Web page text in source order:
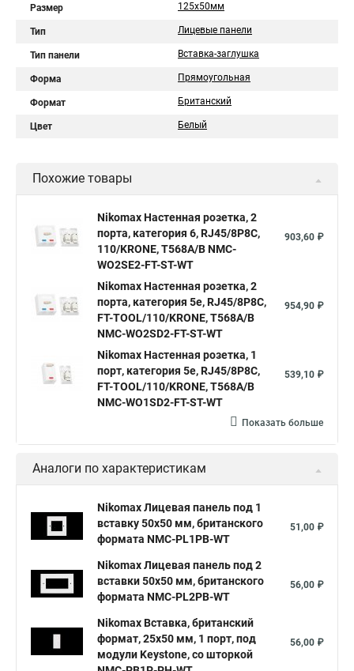
Размер 125x50мм
Тип Лицевые панели
Тип панели Вставка-заглушка
Форма Прямоугольная
Формат Британский
Цвет Белый
Похожие товары
Nikomax Настенная розетка, 2
порта, категория 6, RJ45/8P8C,
110/KRONE, T568A/B NMC-
WO2SE2-FT-ST-WT
903,60 ₽
Nikomax Настенная розетка, 2
порта, категория 5е, RJ45/8P8C,
FT-TOOL/110/KRONE, T568A/B
NMC-WO2SD2-FT-ST-WT
954,90 ₽
Nikomax Настенная розетка, 1
порт, категория 5е, RJ45/8P8C,
FT-TOOL/110/KRONE, T568A/B
NMC-WO1SD2-FT-ST-WT
539,10 ₽
Показать больше
Аналоги по характеристикам
Nikomax Лицевая панель под 1
вставку 50х50 мм, британского
формата NMC-PL1PB-WT
51,00 ₽
Nikomax Лицевая панель под 2
вставки 50х50 мм, британского
формата NMC-PL2PB-WT
56,00 ₽
Nikomax Вставка, британский
формат, 25x50 мм, 1 порт, под
модули Keystone, со шторкой
56,00 ₽